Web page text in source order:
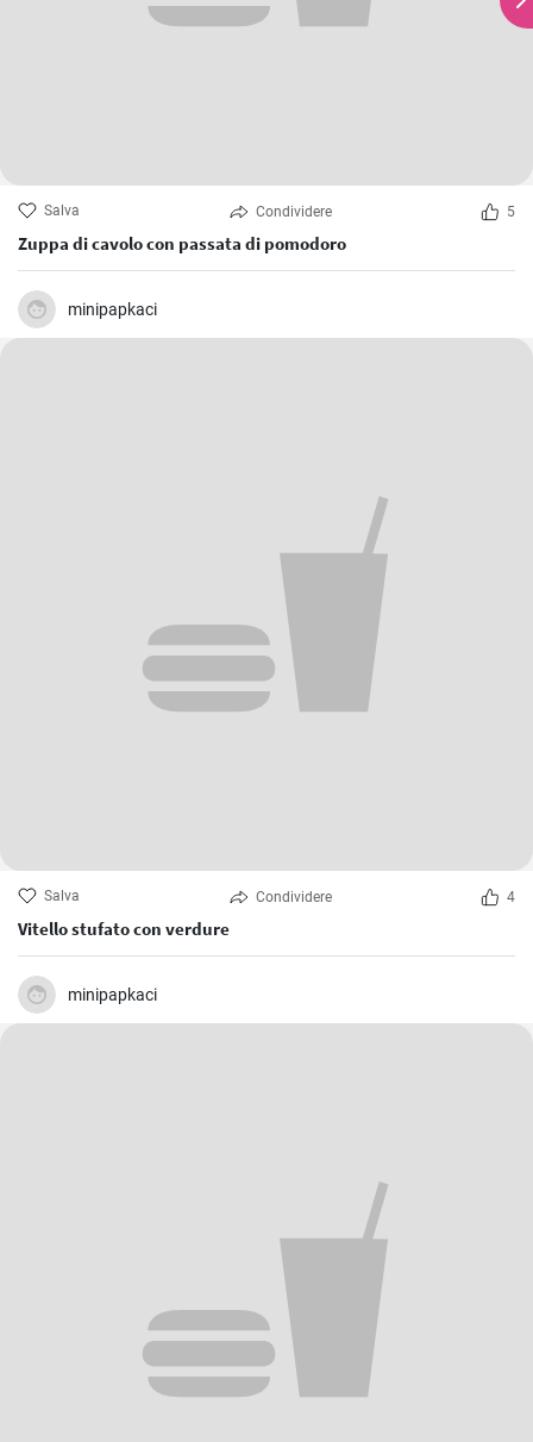
Salva Condividere 5
Zuppa di cavolo con passata di pomodoro
minipapkaci
Salva Condividere 4
Vitello stufato con verdure
minipapkaci